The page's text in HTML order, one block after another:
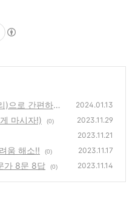
)으로 간편하게
2024.01.13
마시자!) (0) 2023.11.29
2023.11.21
움 해소!! (0) 2023.11.17
가 8문 8답 (0) 2023.11.14